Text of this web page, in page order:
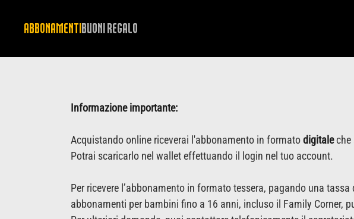
ABBONAMENTI BUONI REGALO
Informazione importante:
Acquistando online riceverai l'abbonamento in formatodigitaleche
Potrai scaricarlo nel wallet effettuando il login nel tuo account.
Per ricevere l’abbonamento in formato tessera, pagando una
abbonamenti per bambini fino a 16 anni, incluso il Family Corner,